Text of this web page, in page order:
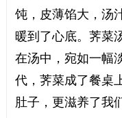
饨，皮薄馅大，汤
暖到了心底。荠菜
在汤中，宛如一幅
代，荠菜成了餐桌
肚子，更滋养了我